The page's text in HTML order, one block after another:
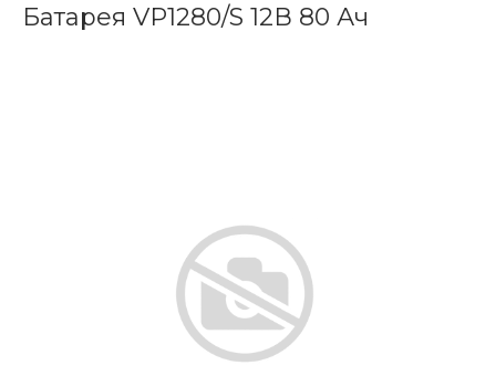
Батарея VP1280/S 12В 80 Ач